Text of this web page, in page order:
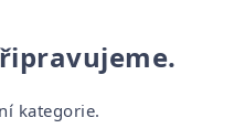
kategorie.